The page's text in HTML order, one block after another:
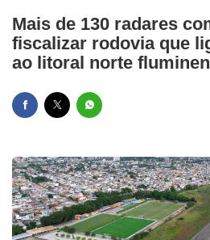
Mais de 130 radares
fiscalizar rodovia que
ao litoral norte